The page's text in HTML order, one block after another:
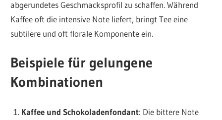
abgerundetes Geschmacksprofil zu schaffen. Während
Kaffee oft die intensive Note liefert, bringt Tee eine
subtilere und oft florale Komponente ein.
Beispiele für gelungene
Kombinationen
Kaffee und Schokoladenfondant: Die bittere Note